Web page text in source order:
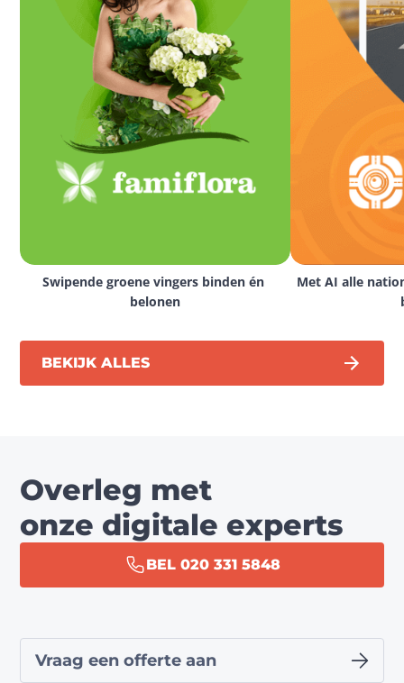
Swipende groene vingers binden én
belonen
Met AI alle
BEKIJK ALLES
Overleg met
onze digitale experts
BEL 020 331 5848
Vraag een offerte aan